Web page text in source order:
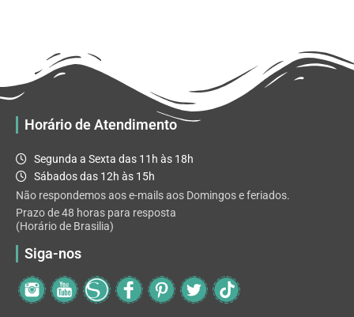
Horário de Atendimento
Segunda a Sexta das 11h às 18h
Sábados das 12h às 15h
Não respondemos aos e-mails aos Domingos e feriados.
Prazo de 48 horas para resposta
(Horário de Brasilia)
Siga-nos